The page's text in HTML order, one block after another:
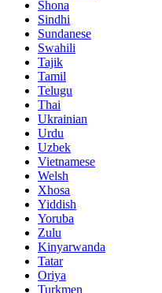
Shona
Sindhi
Sundanese
Swahili
Tajik
Tamil
Telugu
Thai
Ukrainian
Urdu
Uzbek
Vietnamese
Welsh
Xhosa
Yiddish
Yoruba
Zulu
Kinyarwanda
Tatar
Oriya
Turkmen